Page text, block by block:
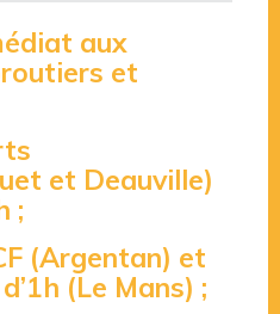
aux
et
et Deauville)
;
(Argentan) et
(Le Mans) ;